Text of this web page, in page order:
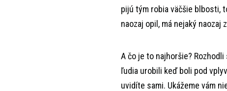
pijú tým robia väčšie blbosti,
naozaj opil, má nejaký naozaj
A čo je to najhoršie?
ľudia urobili keď boli pod
uvidíte sami. Ukážeme vám